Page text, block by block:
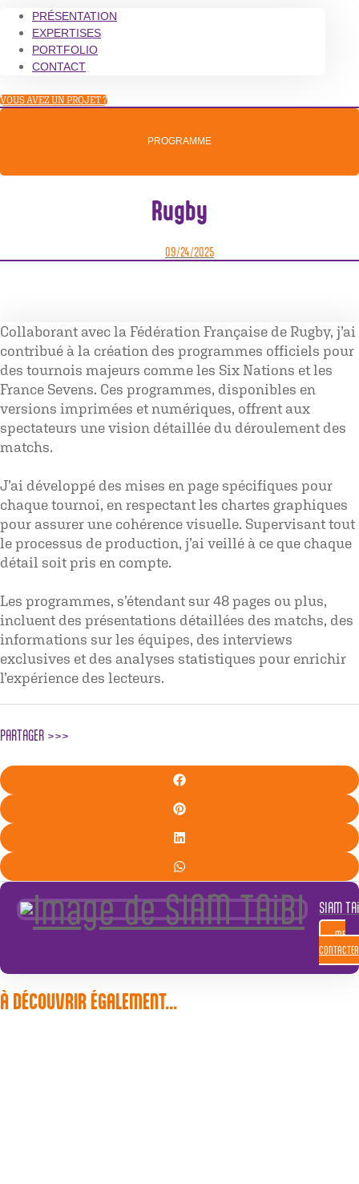
PRÉSENTATION
EXPERTISES
PORTFOLIO
CONTACT
VOUS AVEZ UN PROJET ?
PROGRAMME
Rugby
09/24/2025
Collaborant avec la Fédération Française de Rugby, j’ai
contribué à la création des programmes officiels pour
des tournois majeurs comme les Six Nations et les
France Sevens. Ces programmes, disponibles en
versions imprimées et numériques, offrent aux
spectateurs une vision détaillée du déroulement des
matchs.
J’ai développé des mises en page spécifiques pour
chaque tournoi, en respectant les chartes graphiques
pour assurer une cohérence visuelle. Supervisant tout
le processus de production, j’ai veillé à ce que chaque
détail soit pris en compte.
Les programmes, s’étendant sur 48 pages ou plus,
incluent des présentations détaillées des matchs, des
informations sur les équipes, des interviews
exclusives et des analyses statistiques pour enrichir
l’expérience des lecteurs.
PARTAGER >>>
SIAM
ME
CONTACTER
À DÉCOUVRIR ÉGALEMENT...